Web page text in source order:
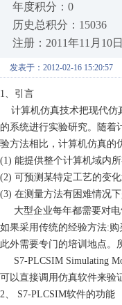
年度积分：0
历史总积分：15036
注册：2011年11月10日
发表于：2012-02-16 15:20:57
1、引言
计算机仿真技术把现代仿
的系统进行实验研究。随着
验方法相比，计算机仿真的
(1) 能提供整个计算机域内
(2) 可预测某特定工艺的变
(3) 在测量方法有困难情况
大型企业每年都需要对
如果采用传统的经验方法:购
此外需要专门的培训地点。
S7-PLCSIM Simulating
可以直接调用仿真软件来验
2、 S7-PLCSIM软件的功能